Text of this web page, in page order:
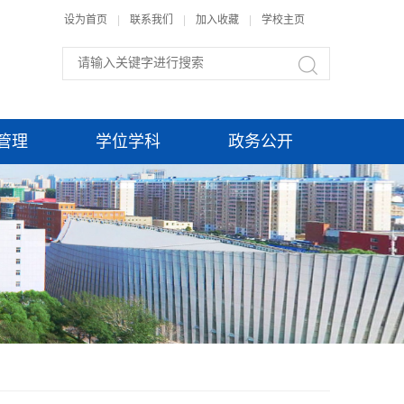
设为首页 联系我们 加入收藏 学校主页
理 学位学科 政务公开